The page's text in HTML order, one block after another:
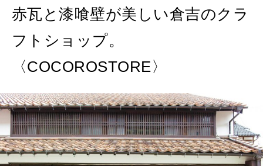
いい人生って？
MAGAZINE
特集
2026年9月号「北海道 おいしく遊ぶ、夏のご褒美旅。」
2026年8月号『お茶の時間です。』
2026年7月号「鎌倉 ローカルが 教えてくれた 本当の歩き方。」
MAGAZINE MOOK
赤瓦と漆喰壁が美しい倉吉のクラ
フトショップ。
〈COCOROSTORE〉